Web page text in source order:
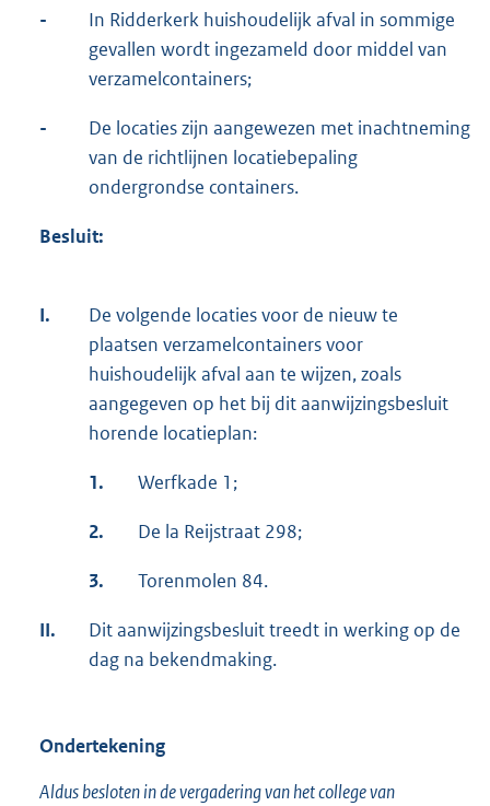
-
In Ridderkerk huishoudelijk afval in sommige
gevallen wordt ingezameld door middel van
verzamelcontainers;
-
De locaties zijn aangewezen met inachtneming
van de richtlijnen locatiebepaling
ondergrondse containers.
Besluit:
I.
De volgende locaties voor de nieuw te
plaatsen verzamelcontainers voor
huishoudelijk afval aan te wijzen, zoals
aangegeven op het bij dit aanwijzingsbesluit
horende locatieplan:
1. Werfkade 1;
2. De la Reijstraat 298;
3. Torenmolen 84.
II.
Dit aanwijzingsbesluit treedt in werking op de
dag na bekendmaking.
Ondertekening
Aldus besloten in de vergadering van het college van